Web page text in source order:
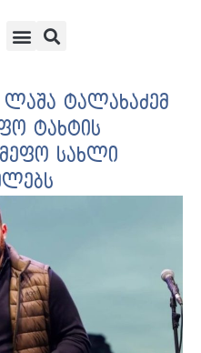
ლაშა ტალახაძემ
ტახტის
სახლი